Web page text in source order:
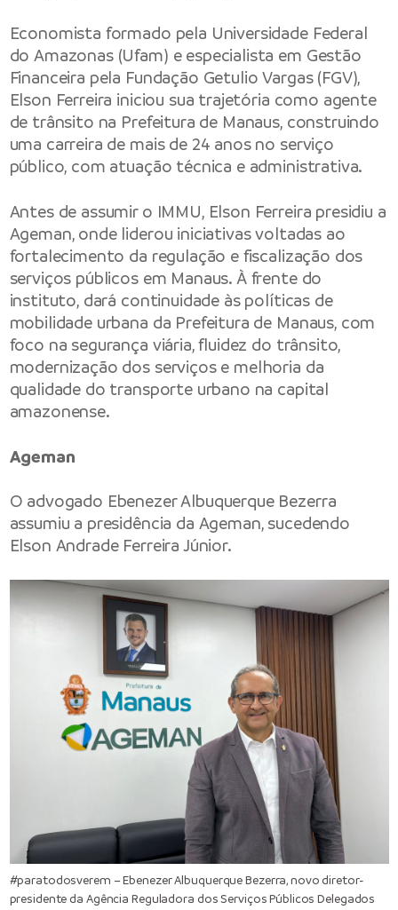
Economista formado pela Universidade Federal
do Amazonas (Ufam) e especialista em Gestão
Financeira pela Fundação Getulio Vargas (FGV),
Elson Ferreira iniciou sua trajetória como agente
de trânsito na Prefeitura de Manaus, construindo
uma carreira de mais de 24 anos no serviço
público, com atuação técnica e administrativa.
Antes de assumir o IMMU, Elson Ferreira presidiu a
Ageman, onde liderou iniciativas voltadas ao
fortalecimento da regulação e fiscalização dos
serviços públicos em Manaus. À frente do
instituto, dará continuidade às políticas de
mobilidade urbana da Prefeitura de Manaus, com
foco na segurança viária, fluidez do trânsito,
modernização dos serviços e melhoria da
qualidade do transporte urbano na capital
amazonense.
Ageman
O advogado Ebenezer Albuquerque Bezerra
assumiu a presidência da Ageman, sucedendo
Elson Andrade Ferreira Júnior.
#paratodosverem – Ebenezer Albuquerque Bezerra, novo diretor-
presidente da Agência Reguladora dos Serviços Públicos Delegados